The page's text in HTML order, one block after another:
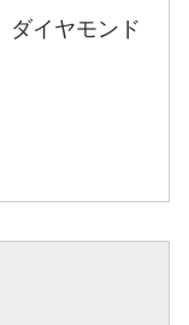
ダイヤモンド